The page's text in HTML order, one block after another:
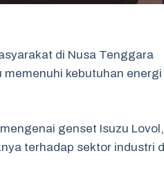
di Nusa Tenggara
kebutuhan energi
genset Isuzu Lovol,
terhadap sektor industri